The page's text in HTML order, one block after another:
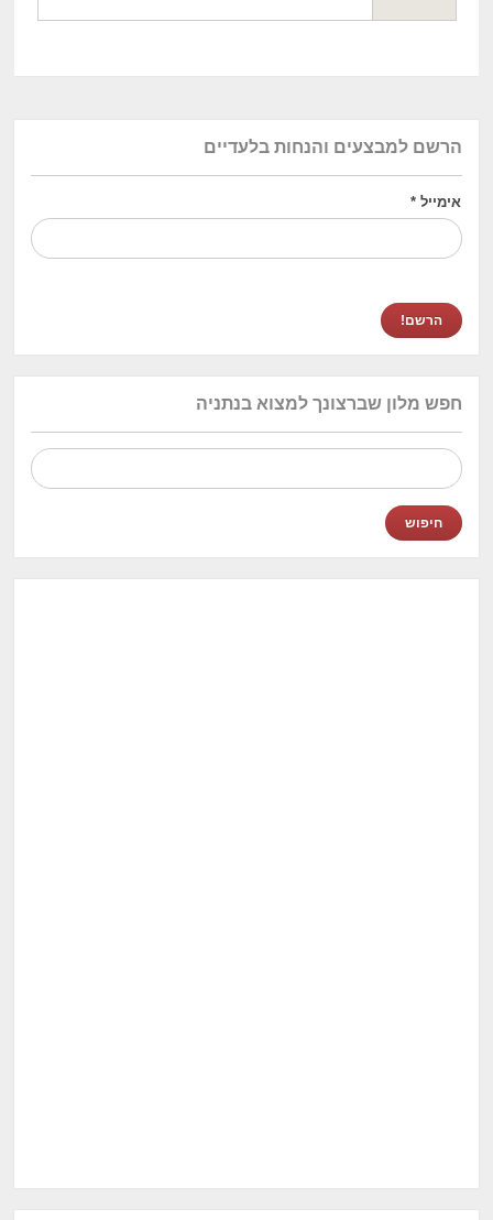
הרשם למבצעים והנחות בלעדיים
אימייל*
חפש מלון שברצונך למצוא בנתניה
חיפוש: